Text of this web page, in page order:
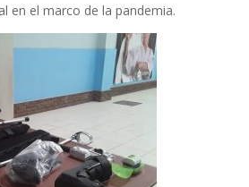
en el marco de la pandemia.